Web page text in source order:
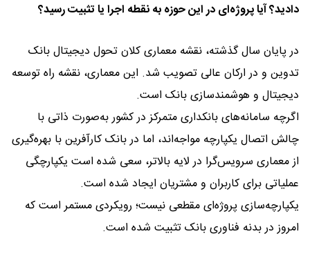
دادید؟ آیا پروژه‌ای در این حوزه به نقطه اجرا یا تثبیت رسید؟
در پایان سال گذشته، نقشه معماری کلان تحول دیجیتال بانک
تدوین و در ارکان عالی تصویب شد. این معماری، نقشه راه توسعه
دیجیتال و هوشمندسازی بانک است.
اگرچه سامانه‌های بانکداری متمرکز در کشور به‌صورت ذاتی با
چالش اتصال یکپارچه مواجه‌اند، اما در بانک کارآفرین با بهره‌گیری
از معماری سرویس‌گرا در لایه بالاتر، سعی شده است یکپارچگی
عملیاتی برای کاربران و مشتریان ایجاد شده است.
یکپارچه‌سازی پروژه‌ای مقطعی نیست؛ رویکردی مستمر است که
امروز در بدنه فناوری بانک تثبیت شده است.